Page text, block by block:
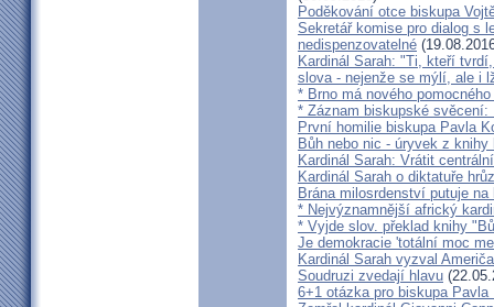
Poděkování otce biskupa
Sekretář komise pro dialog s
nedispenzovatelné
Kardinál Sarah: "Ti, kteří
slova - nejenže se mýlí, ale i
* Brno má nového
* Záznam biskupské svěcení:
První homilie biskupa Pavla
Bůh nebo nic - úryvek z knihy
Kardinál Sarah: Vrátit
Kardinál Sarah o diktatuře
Brána milosrdenství putuje
* Nejvýznamnější africký
* Vyjde slov. překlad knihy
Je demokracie 'totální moc
Kardinál Sarah vyzval
Soudruzi zvedají hlavu
6+1 otázka pro biskupa Pavla